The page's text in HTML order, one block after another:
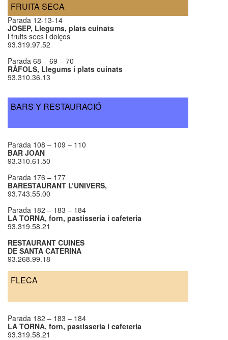
FRUITA SECA
Parada 12-13-14
JOSEP, Llegums, plats cuinats
i fruits secs i dolços
93.319.97.52
Parada 68 – 69 – 70
RÀFOLS, Llegums i plats cuinats
93.310.36.13
BARS Y RESTAURACIÓ
Parada 108 – 109 – 110
BAR JOAN
93.310.61.50
Parada 176 – 177
BARESTAURANT L’UNIVERS,
93.743.55.00
Parada 182 – 183 – 184
LA TORNA, forn, pastisseria i cafeteria
93.319.58.21
RESTAURANT CUINES
DE SANTA CATERINA
93.268.99.18
FLECA
Parada 182 – 183 – 184
LA TORNA, forn, pastisseria i cafeteria
93.319.58.21